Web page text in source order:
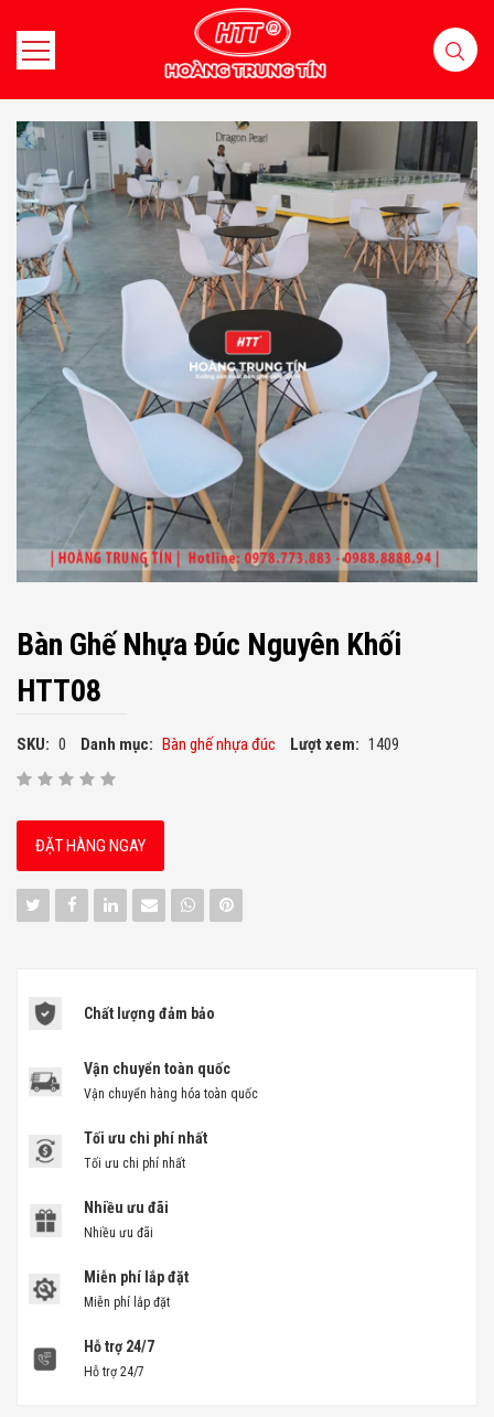
Bàn Ghế Nhựa Đúc Nguyên Khối
HTT08
SKU: 0 Danh mục: Bàn ghế nhựa đúc Lượt xem: 1409
ĐẶT HÀNG NGAY
Chất lượng đảm bảo
Vận chuyển toàn quốc
Vận chuyển hàng hóa toàn quốc
Tối ưu chi phí nhất
Tối ưu chi phí nhất
Nhiều ưu đãi
Nhiều ưu đãi
Miễn phí lắp đặt
Miễn phí lắp đặt
Hỗ trợ 24/7
Hỗ trợ 24/7